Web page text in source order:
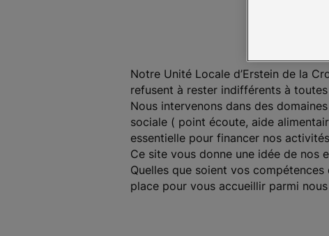
Notre Unité Locale d’Erstein de la
refusent à rester indifférents à
Nous intervenons dans des
sociale ( point écoute, aide
essentielle pour financer nos
Ce site vous donne une idée de nos
Quelles que soient vos
place pour vous accueillir parmi nous